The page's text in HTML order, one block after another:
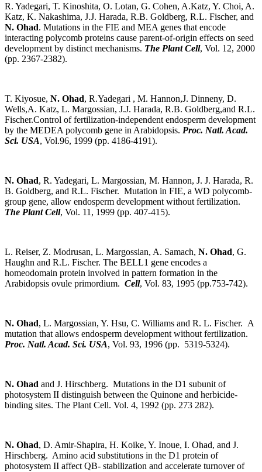
R. Yadegari, T. Kinoshita, O. Lotan, G. Cohen, A.Katz, Y. Choi, A.
Katz, K. Nakashima, J.J. Harada, R.B. Goldberg, R.L. Fischer, and
N. Ohad. Mutations in the FIE and MEA genes that encode
interacting polycomb proteins cause parent-of-origin effects on seed
development by distinct mechanisms. The Plant Cell, Vol. 12, 2000
(pp. 2367-2382).
T. Kiyosue, N. Ohad, R.Yadegari , M. Hannon,J. Dinneny, D.
Wells,A. Katz, L. Margossian, J.J. Harada, R.B. Goldberg,and R.L.
Fischer.Control of fertilization-independent endosperm development
by the MEDEA polycomb gene in Arabidopsis. Proc. Natl. Acad.
Sci. USA, Vol.96, 1999 (pp. 4186-4191).
N. Ohad, R. Yadegari, L. Margossian, M. Hannon, J. J. Harada, R.
B. Goldberg, and R.L. Fischer. Mutation in FIE, a WD polycomb-
group gene, allow endosperm development without fertilization.
The Plant Cell, Vol. 11, 1999 (pp. 407-415).
L. Reiser, Z. Modrusan, L. Margossian, A. Samach, N. Ohad, G.
Haughn and R.L. Fischer. The BELL1 gene encodes a
homeodomain protein involved in pattern formation in the
Arabidopsis ovule primordium. Cell, Vol. 83, 1995 (pp.753-742).
N. Ohad, L. Margossian, Y. Hsu, C. Williams and R. L. Fischer. A
mutation that allows endosperm development without fertilization.
Proc. Natl. Acad. Sci. USA, Vol. 93, 1996 (pp. 5319-5324).
N. Ohad and J. Hirschberg. Mutations in the D1 subunit of
photosystem II distinguish between the Quinone and herbicide-
binding sites. The Plant Cell. Vol. 4, 1992 (pp. 273 282).
N. Ohad, D. Amir-Shapira, H. Koike, Y. Inoue, I. Ohad, and J.
Hirschberg. Amino acid substitutions in the D1 protein of
photosystem II affect QB- stabilization and accelerate turnover of